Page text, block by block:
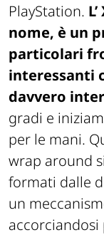
PlayStation.
nome, è un
particolari
interessanti
davvero
gradi e
per le mani.
wrap around
formati dalle
un